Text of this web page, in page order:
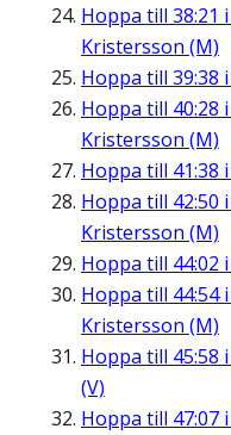
Hoppa till 38:21
Kristersson (M)
Hoppa till 39:38
Hoppa till 40:28
Kristersson (M)
Hoppa till 41:38
Hoppa till 42:50
Kristersson (M)
Hoppa till 44:02
Hoppa till 44:54i
Kristersson (M)
Hoppa till 45:58
(V)
Hoppa till 47:07